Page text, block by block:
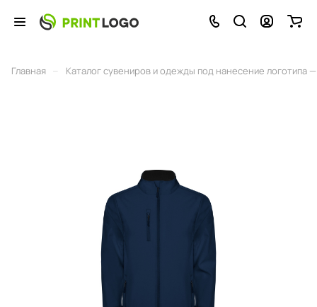
Главная Каталог сувениров и одежды под нанесение логотипа